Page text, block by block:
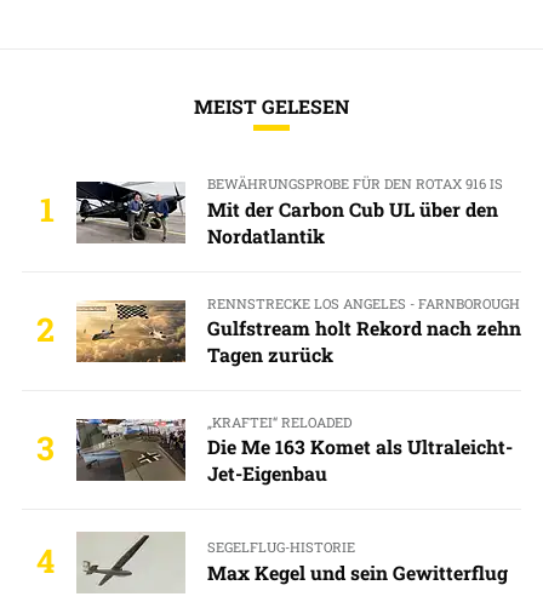
MEIST GELESEN
1
BEWÄHRUNGSPROBE FÜR DEN ROTAX 916 IS
Mit der Carbon Cub UL über den
Nordatlantik
2
RENNSTRECKE LOS ANGELES - FARNBOROUGH
Gulfstream holt Rekord nach zehn
Tagen zurück
3
„KRAFTEI“ RELOADED
Die Me 163 Komet als Ultraleicht-
Jet-Eigenbau
4 SEGELFLUG-HISTORIE
Max Kegel und sein Gewitterflug